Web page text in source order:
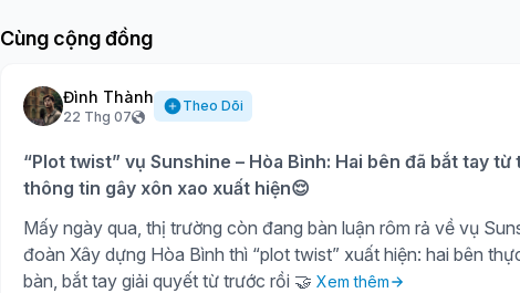
Cùng cộng đồng
Đình Thành
22 Thg 07
Theo Dõi
“Plot twist” vụ Sunshine – Hòa Bình: Hai bên đã bắt tay
thông tin gây xôn xao xuất hiện😌
Mấy ngày qua, thị trường còn đang bàn luận rôm rả về vụ
đoàn Xây dựng Hòa Bình thì “plot twist” xuất hiện: hai bên
bàn, bắt tay giải quyết từ trước rồi 🤝 Xem thêm